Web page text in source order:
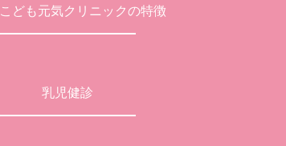
こども元気クリニックの特徴
乳児健診